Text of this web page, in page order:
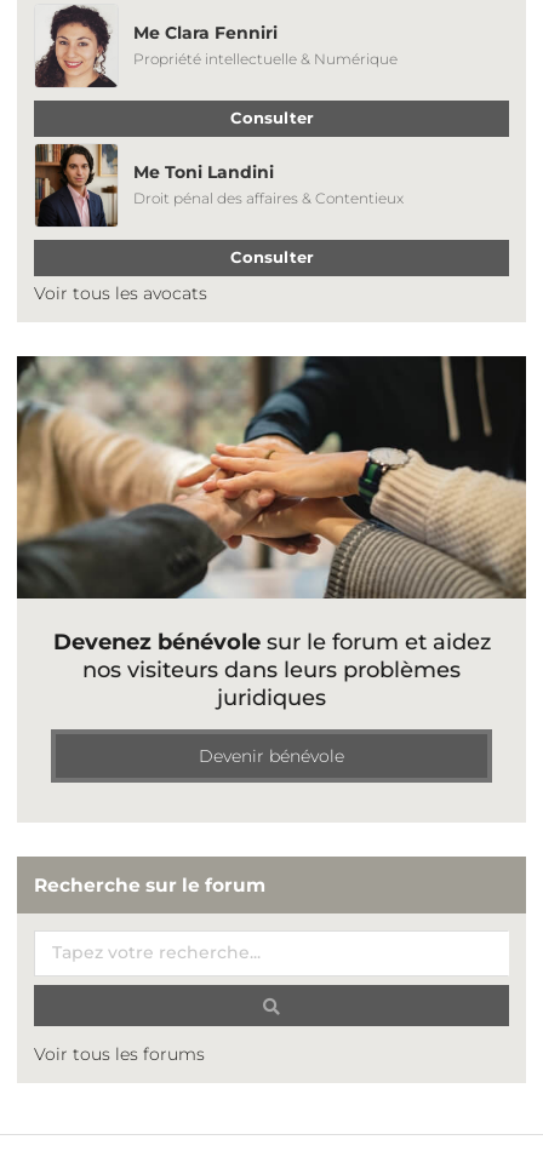
Me Clara Fenniri
Propriété intellectuelle & Numérique
Consulter
Me Toni Landini
Droit pénal des affaires & Contentieux
Consulter
Voir tous les avocats
Devenez bénévolesur le forum et aidez
nos visiteurs dans leurs problèmes
juridiques
Devenir bénévole
Recherche sur le forum
Voir tous les forums